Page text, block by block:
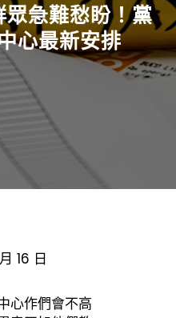
急難愁盼！黨
心最新安排
16 日
心作們會不高